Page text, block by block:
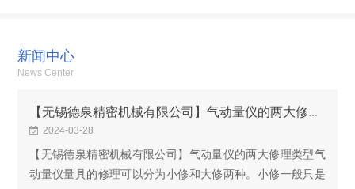
新闻中心
News Center
【无锡德泉精密机械有限公司】气动量仪的两大修理类型
2024-03-28
【无锡德泉精密机械有限公司】气动量仪的两大修理类型气
动量仪量具的修理可以分为小修和大修两种。小修一般只是